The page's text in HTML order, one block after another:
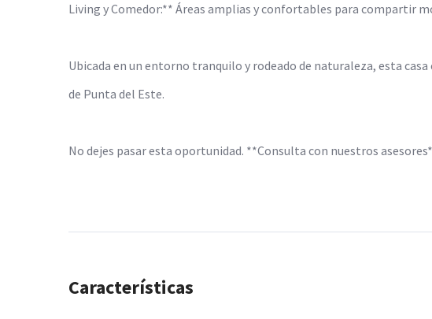
Living y Comedor:** Áreas amplias y confortables para compartir
Ubicada en un entorno tranquilo y rodeado de naturaleza, esta
de Punta del Este.
No dejes pasar esta oportunidad. **Consulta con nuestros
Características